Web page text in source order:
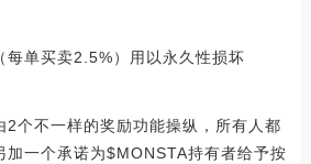
每单买卖2.5%）用以永久性损坏
2个不一样的奖励功能操纵，所有人都
加一个承诺为$MONSTA持有者给予按